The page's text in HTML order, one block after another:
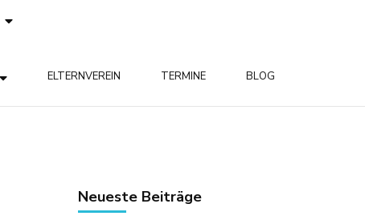
ELTERNVEREIN TERMINE BLOG
Neueste Beiträge